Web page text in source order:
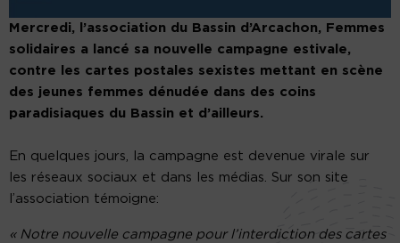
Mercredi, l’association du Bassin d’Arcachon, Femmes
solidaires a lancé sa nouvelle campagne estivale,
contre les cartes postales sexistes mettant en scène
des jeunes femmes dénudée dans des coins
paradisiaques du Bassin et d’ailleurs.
En quelques jours, la campagne est devenue virale sur
les réseaux sociaux et dans les médias. Sur son site
l’association témoigne:
« Notre nouvelle campagne pour l’interdiction des cartes